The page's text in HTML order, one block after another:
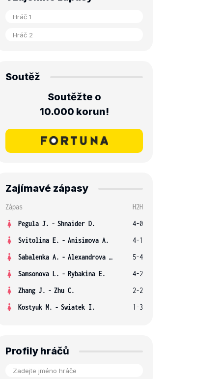
Soutěž
Soutěžte o
10.000 korun!
Zajímavé zápasy
Zápas
H2H
Pegula J. - Shnaider D.
4-0
Svitolina E. - Anisimova A.
4-1
Sabalenka A. - Alexandrova E.
5-4
Samsonova L. - Rybakina E.
4-2
Zhang J. - Zhu C.
2-2
Kostyuk M. - Swiatek I. 1-3
Profily hráčů